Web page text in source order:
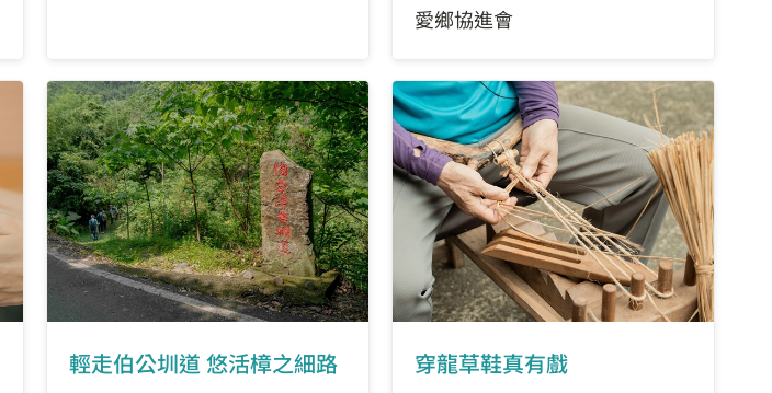
愛鄉協進會
輕走伯公圳道 悠活樟之細路 穿龍草鞋真有戲